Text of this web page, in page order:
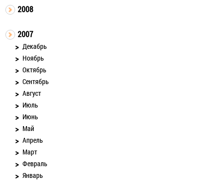
2008
2007
Декабрь
Ноябрь
Октябрь
Сентябрь
Август
Июль
Июнь
Май
Апрель
Март
Февраль
Январь